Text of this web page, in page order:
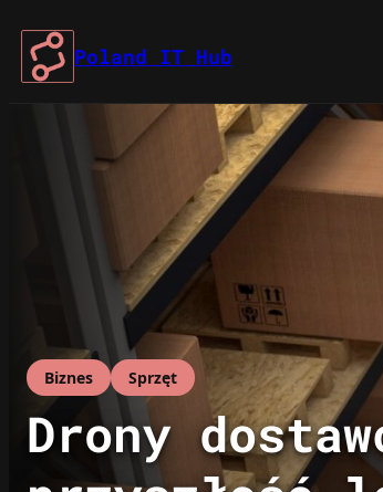
Przejdź
do
treści
Poland IT Hub
Biznes Sprzęt
Drony